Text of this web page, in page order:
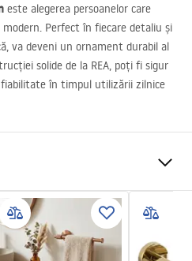
este alegerea persoanelor care
Perfect în fiecare detaliu și
va deveni un ornament durabil al
solide de la REA, poți fi sigur
în timpul utilizării zilnice
Auriu periat
Metal
Cu șuruburi